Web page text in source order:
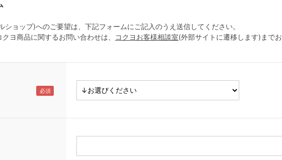
ショップ)へのご要望は、下記フォームにご記入のうえ送信してください。
ヨ商品に関するお問い合わせは、
コクヨお客様相談室(外部サイトに遷移します)まで